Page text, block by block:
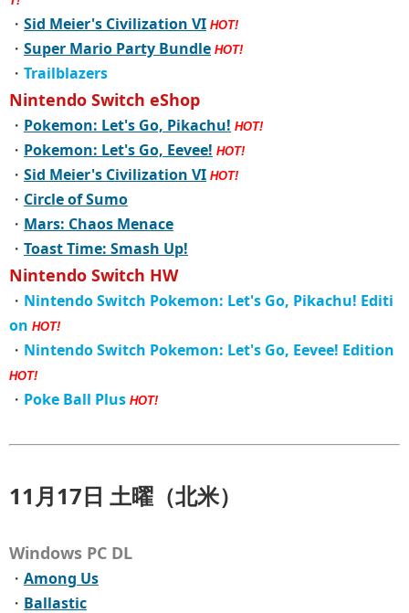
・ Sid Meier's Civilization VI HOT!
・ Super Mario Party Bundle HOT!
・ Trailblazers
Nintendo Switch eShop
・ Pokemon: Let's Go, Pikachu! HOT!
・ Pokemon: Let's Go, Eevee! HOT!
・ Sid Meier's Civilization VI HOT!
・ Circle of Sumo
・ Mars: Chaos Menace
・ Toast Time: Smash Up!
Nintendo Switch HW
・ Nintendo Switch Pokemon: Let's Go, Pikachu! Editi
on HOT!
・ Nintendo Switch Pokemon: Let's Go, Eevee! Edition
HOT!
・ Poke Ball Plus HOT!
11月17日 土曜（北米）
Windows PC DL
・ Among Us
・ Ballastic